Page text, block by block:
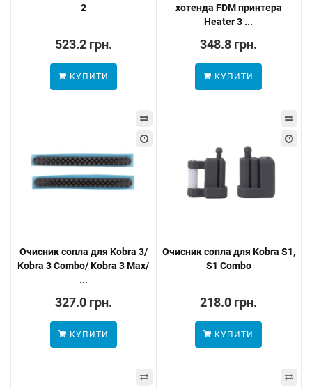
2
523.2 грн.
КУПИТИ
хотенда FDM принтера
Heater 3 ...
348.8 грн.
КУПИТИ
Очисник сопла для Kobra 3/
Kobra 3 Combo/ Kobra 3 Max/
...
327.0 грн.
КУПИТИ
Очисник сопла для Kobra S1,
S1 Combo
218.0 грн.
КУПИТИ